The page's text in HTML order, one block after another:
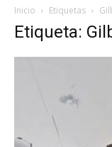
Inicio Etiquetas
Etiqueta: